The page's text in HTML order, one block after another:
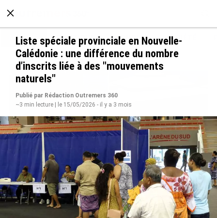
À LA UNE POLITIQUE ECONOMIE SOCIÉTÉ
De Messi à Trump : l’expérience internationale
du Martiniquais Benoît Etinof au service du
Karibea Sainte-Luce en Martinique
le 07/08/2026
Liste spéciale provinciale en Nouvelle-
Calédonie : une différence du nombre
d’inscrits liée à des "mouvements
naturels"
Publié par Rédaction Outremers 360
~3 min lecture | le 15/05/2026 - il y a 3 mois